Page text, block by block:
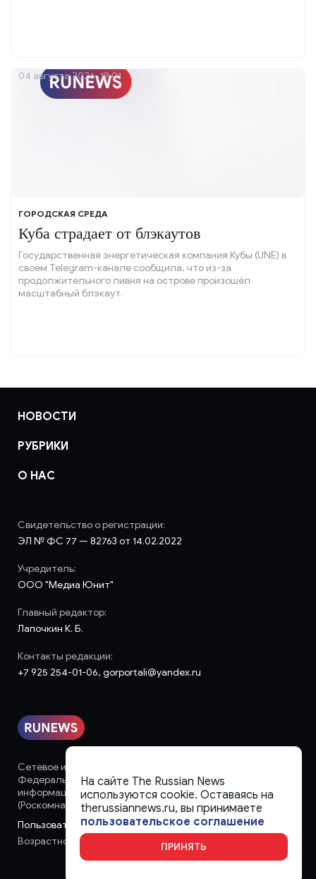
ГОРОДСКАЯ СРЕДА
Куба страдает от блэкаутов
Государственная энергетическая компания Кубы (UNE) в
своём Telegram-канале сообщила, что из-за
продолжительного ливня на острове произошёл
масштабный блэкаут.
04 августа 2026, 19:01
НОВОСТИ
РУБРИКИ
О НАС
Сетевое издание «runews» (18+) зарегистрировано в
Федеральной службе по надзору в сфере связи,
информационных технологий и массовых коммуникаций
(Роскомнадзор)
Пользовательское соглашение
Возрастное ограничение:
Свидетельство о регистрации:
ЭЛ № ФС 77 — 82763 от 14.02.2022
Учредитель:
ООО "Медиа Юнит"
Главный редактор:
Лапочкин К. Б.
Контакты редакции:
+7 925 254-01-06, gorportali@yandex.ru
На сайте The Russian News
используются cookie. Оставаясь на
therussiannews.ru, вы принимаете
пользовательское соглашение
ПРИНЯТЬ